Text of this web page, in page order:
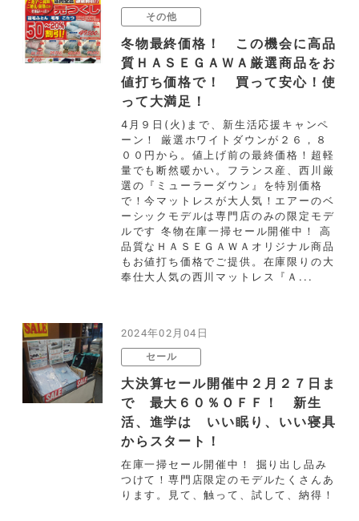
その他
冬物最終価格！ この機会に高品
質ＨＡＳＥＧＡＷＡ厳選商品をお
値打ち価格で！ 買って安心！使
って大満足！
4月９日(火)まで、新生活応援キャンペ
ーン！ 厳選ホワイトダウンが２６，８
００円から。値上げ前の最終価格！超軽
量でも断然暖かい。フランス産、西川厳
選の『ミューラーダウン』を特別価格
で！今マットレスが大人気！エアーのベ
ーシックモデルは専門店のみの限定モデ
ルです 冬物在庫一掃セール開催中！ 高
品質なＨＡＳＥＧＡＷＡオリジナル商品
もお値打ち価格でご提供。在庫限りの大
奉仕大人気の西川マットレス『Ａ...
2024年02月04日
セール
大決算セール開催中２月２７日ま
で 最大６０％ＯＦＦ！ 新生
活、進学は いい眠り、いい寝具
からスタート！
在庫一掃セール開催中！ 掘り出し品み
つけて！専門店限定のモデルたくさんあ
ります。見て、触って、試して、納得！